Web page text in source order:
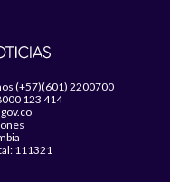
(+57)(601) 2200700
123 414
111321